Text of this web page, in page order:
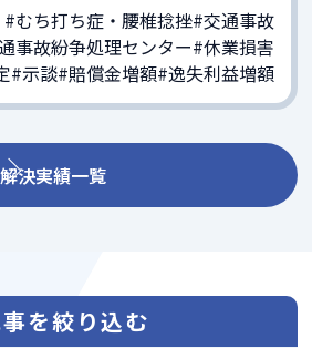
#むち打ち症・腰椎捻挫#交通事故
事故紛争処理センター#休業損害
#示談#賠償金増額#逸失利益増額
解決実績一覧
を絞り込む